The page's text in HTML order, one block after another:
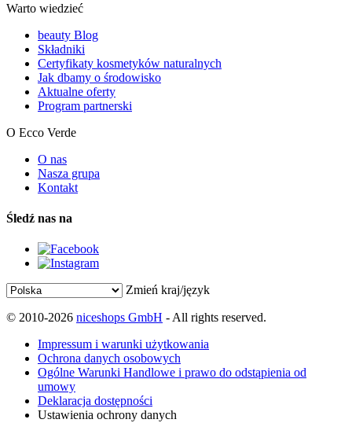
Warto wiedzieć
beauty Blog
Składniki
Certyfikaty kosmetyków naturalnych
Jak dbamy o środowisko
Aktualne oferty
Program partnerski
O Ecco Verde
O nas
Nasza grupa
Kontakt
Śledź nas na
Zmień kraj/język
© 2010-2026 niceshops GmbH - All rights reserved.
Impressum i warunki użytkowania
Ochrona danych osobowych
Ogólne Warunki Handlowe i prawo do odstąpienia od
umowy
Deklaracja dostępności
Ustawienia ochrony danych